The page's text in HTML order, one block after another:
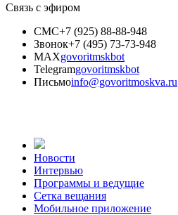
Связь с эфиром
СМС+7 (925) 88-88-948
Звонок+7 (495) 73-73-948
MAXgovoritmskbot
Telegramgovoritmskbot
Письмоinfo@govoritmoskva.ru
Новости
Интервью
Программы и ведущие
Сетка вещания
Мобильное приложение